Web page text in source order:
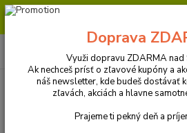
Milí zákazníci, pri objednávke nad 99€
(Po-Pia, 8:30-16:30 hod.)
Doprava
Využi dopravu ZDARMA nad
Ak nechceš prísť o zľavové kupóny a
náš newsletter, kde budeš dostávať
zľavách, akciách a hlavne
Prajeme ti pekný deň a